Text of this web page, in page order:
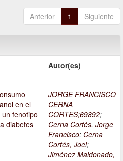
Anterior 1 Siguiente
Autor(es)
en el
fenotipo
diabetes
JORGE FRANCISCO
CERNA
CORTES;69892;
Cerna Cortés, Jorge
Francisco; Cerna
Cortés, Joel;
Jiménez Maldonado,